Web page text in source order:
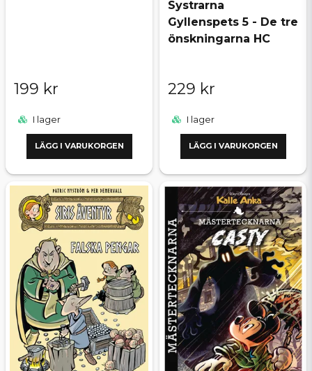
199 kr
I lager
LÄGG I VARUKORGEN
Systrarna
Gyllenspets 5 - De tre
önskningarna HC
229 kr
I lager
LÄGG I VARUKORGEN